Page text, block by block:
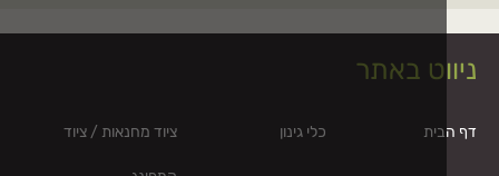
באתר
ציוד מחנאות / ציוד